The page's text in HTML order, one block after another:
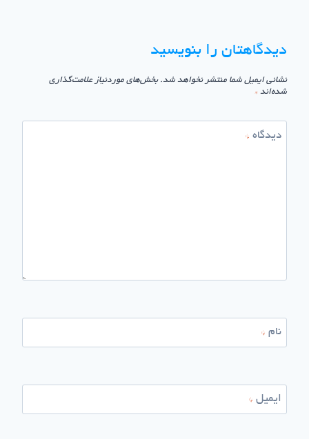
دیدگاهتان را بنویسید
نشانی ایمیل شما منتشر نخواهد شد. بخش‌های موردنیاز علامت‌گذاری
شده‌اند *
دیدگاه *
نام *
ایمیل *